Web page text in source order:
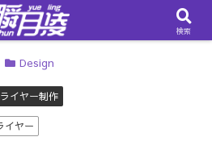
Design
イヤー制作
イヤー
検索